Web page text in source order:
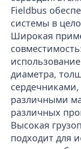
Fieldbus
системы в
Широкая
диаметра,
различными
различных
Высокая
подходит для